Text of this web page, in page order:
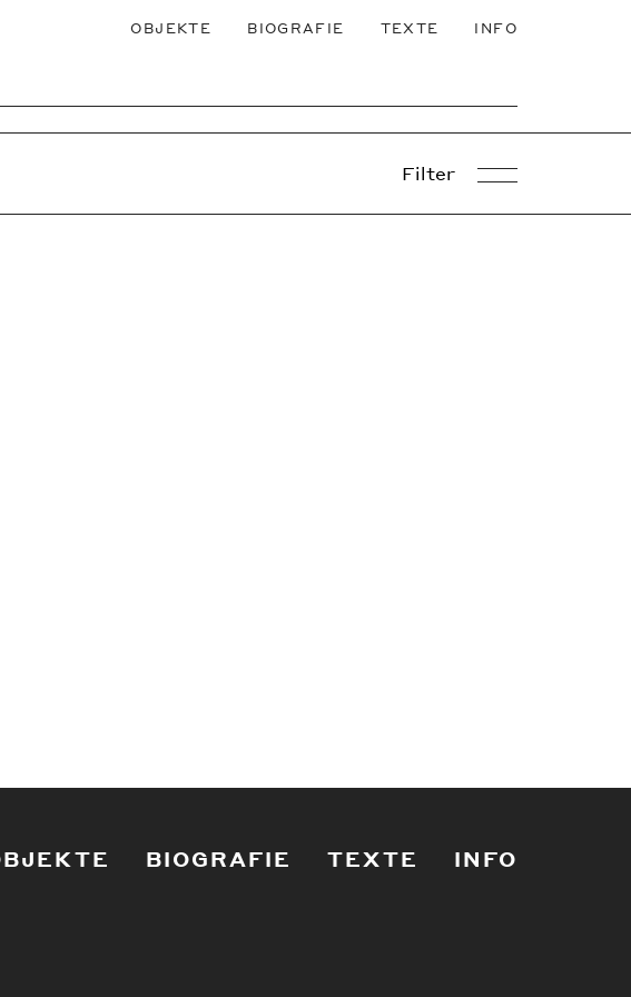
OBJEKTE BIOGRAFIE TEXTE INFO
Filter
BIOGRAFIE TEXTE INFO